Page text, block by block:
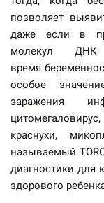
позволяет
даже если в
молекул
время
особое
заражения
краснухи,
называемый
диагностики для
здорового